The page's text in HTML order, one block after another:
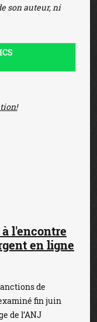
son auteur, ni
à l'encontre
en ligne
de
fin juin
de l’ANJ